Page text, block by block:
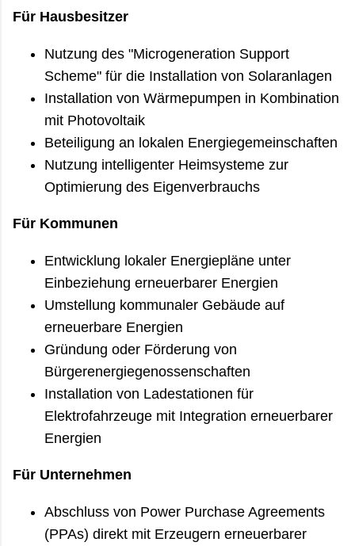
Für Hausbesitzer
Nutzung des "Microgeneration Support
Scheme" für die Installation von Solaranlagen
Installation von Wärmepumpen in Kombination
mit Photovoltaik
Beteiligung an lokalen Energiegemeinschaften
Nutzung intelligenter Heimsysteme zur
Optimierung des Eigenverbrauchs
Für Kommunen
Entwicklung lokaler Energiepläne unter
Einbeziehung erneuerbarer Energien
Umstellung kommunaler Gebäude auf
erneuerbare Energien
Gründung oder Förderung von
Bürgerenergiegenossenschaften
Installation von Ladestationen für
Elektrofahrzeuge mit Integration erneuerbarer
Energien
Für Unternehmen
Abschluss von Power Purchase Agreements
(PPAs) direkt mit Erzeugern erneuerbarer